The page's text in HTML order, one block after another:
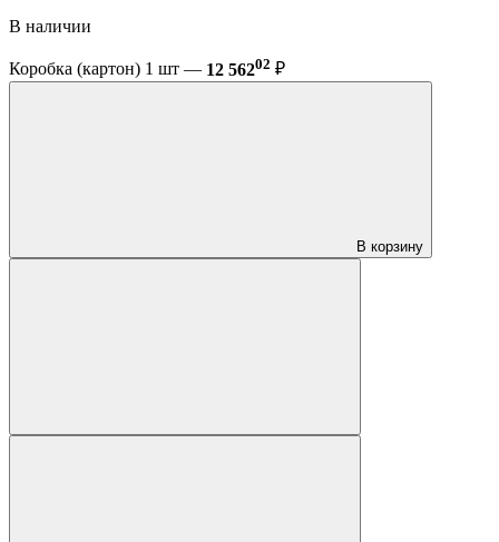
В наличии
Коробка (картон) 1 шт — 12 56202 ₽
В корзину